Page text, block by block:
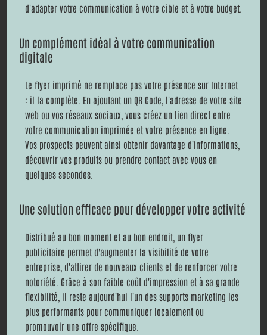
d'adapter votre communication à votre cible et à votre budget.
Un complément idéal à votre communication
digitale
Le flyer imprimé ne remplace pas votre présence sur Internet
: il la complète. En ajoutant un QR Code, l'adresse de votre site
web ou vos réseaux sociaux, vous créez un lien direct entre
votre communication imprimée et votre présence en ligne.
Vos prospects peuvent ainsi obtenir davantage d'informations,
découvrir vos produits ou prendre contact avec vous en
quelques secondes.
Une solution efficace pour développer votre activité
Distribué au bon moment et au bon endroit, un flyer
publicitaire permet d'augmenter la visibilité de votre
entreprise, d'attirer de nouveaux clients et de renforcer votre
notoriété. Grâce à son faible coût d'impression et à sa grande
flexibilité, il reste aujourd'hui l'un des supports marketing les
plus performants pour communiquer localement ou
promouvoir une offre spécifique.